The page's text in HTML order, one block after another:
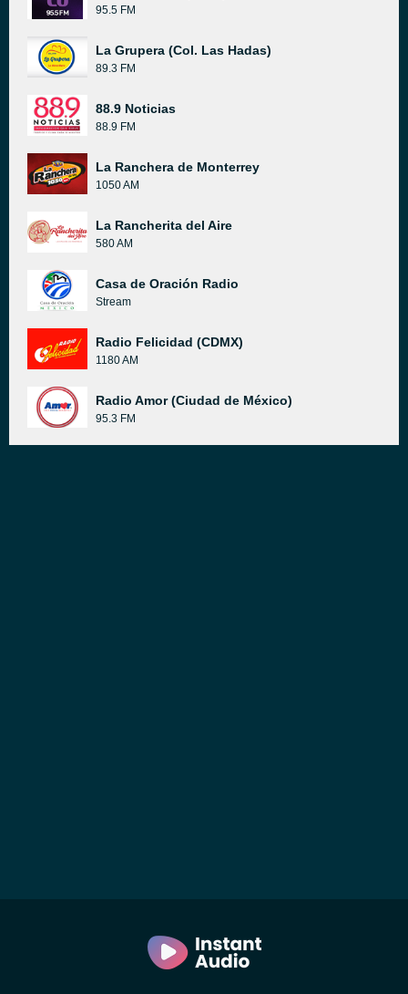
95.5 FM
La Grupera (Col. Las Hadas)
89.3 FM
88.9 Noticias
88.9 FM
La Ranchera de Monterrey
1050 AM
La Rancherita del Aire
580 AM
Casa de Oración Radio
Stream
Radio Felicidad (CDMX)
1180 AM
Radio Amor (Ciudad de México)
95.3 FM